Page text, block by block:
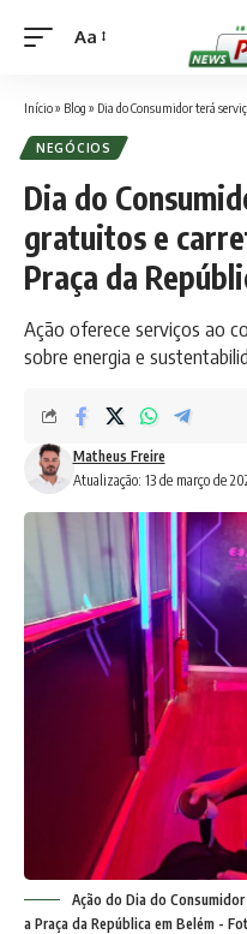
Font
Aa
Início» Blog » Dia do Consumidor terá serviços
NEGÓCIOS
Dia do
gratuitos e
Praça da
Ação oferece serviços ao
sobre energia e
Atualização: 13 de março de
Matheus Freire
Ação do Dia do
a Praça da República em Belém -